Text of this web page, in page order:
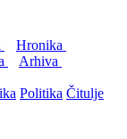
Hronika
Arhiva
Politika Čitulje